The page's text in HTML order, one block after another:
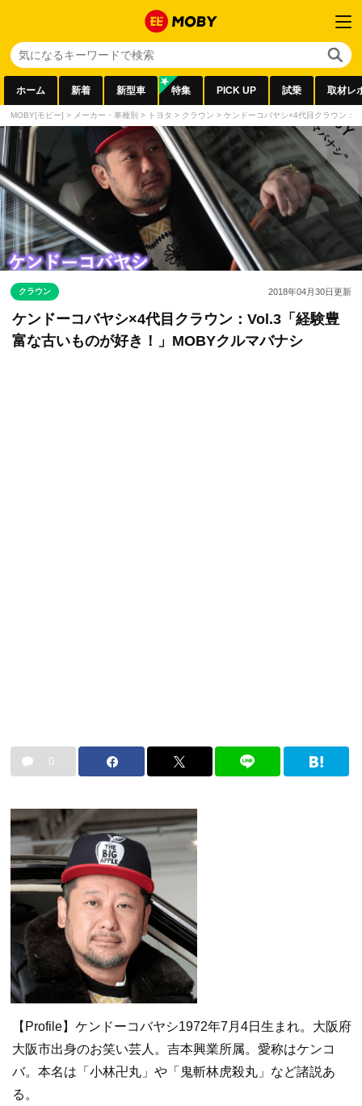
ホーム 新着 新型車 特集 PICK UP 試乗 取材レ
MOBY[モビー] > メーカー・車種別 > トヨタ > クラウン > ケンドーコバヤシ×4代目クラウン：
クラウン 2018年04月30日更新
ケンドーコバヤシ×4代目クラウン：Vol.3「経験豊
富な古いものが好き！」MOBYクルマバナシ
0
【Profile】ケンドーコバヤシ1972年7月4日生まれ。大阪府
大阪市出身のお笑い芸人。吉本興業所属。愛称はケンコ
バ。本名は「小林卍丸」や「鬼斬林虎殺丸」など諸説あ
る。